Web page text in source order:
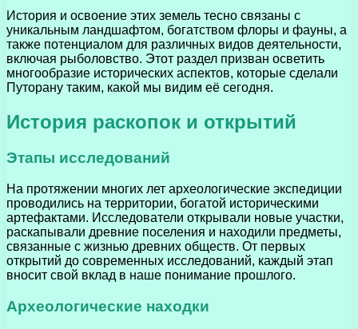
История и освоение этих земель тесно связаны с
уникальным ландшафтом, богатством флоры и фауны, а
также потенциалом для различных видов деятельности,
включая рыболовство. Этот раздел призван осветить
многообразие исторических аспектов, которые сделали
Путорану таким, какой мы видим её сегодня.
История раскопок и открытий
Этапы исследований
На протяжении многих лет археологические экспедиции
проводились на территории, богатой историческими
артефактами. Исследователи открывали новые участки,
раскапывали древние поселения и находили предметы,
связанные с жизнью древних обществ. От первых
открытий до современных исследований, каждый этап
вносит свой вклад в наше понимание прошлого.
Археологические находки